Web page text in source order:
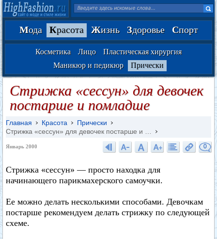
Мода Красота Жизнь Здоровье Спорт
Косметика Лицо
Пластическая хирургия
Маникюр и педикюр
Прически
Стрижка «сессун» для девочек
постарше и помладше
Главная Красота
Прически
Стрижка «сессун» для девочек постарше и …
Январь 2000 0
Стрижка «сессун» — просто находка для
начинающего парикмахерского самоучки.
Ее можно делать несколькими способами. Девочкам
постарше рекомендуем делать стрижку по следующей
схеме.